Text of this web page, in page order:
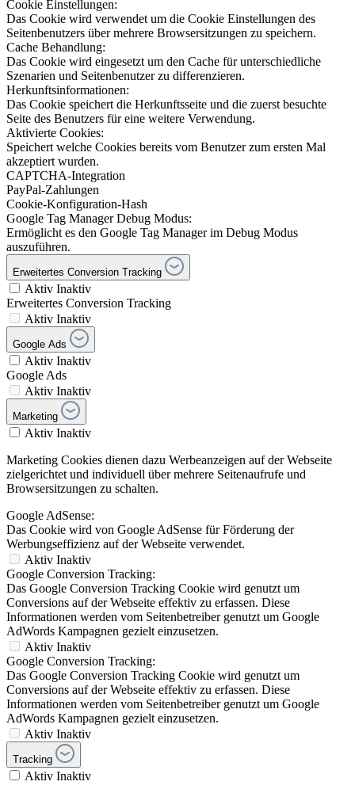
Cookie Einstellungen:
Das Cookie wird verwendet um die Cookie Einstellungen des
Seitenbenutzers über mehrere Browsersitzungen zu speichern.
Cache Behandlung:
Das Cookie wird eingesetzt um den Cache für unterschiedliche
Szenarien und Seitenbenutzer zu differenzieren.
Herkunftsinformationen:
Das Cookie speichert die Herkunftsseite und die zuerst besuchte
Seite des Benutzers für eine weitere Verwendung.
Aktivierte Cookies:
Speichert welche Cookies bereits vom Benutzer zum ersten Mal
akzeptiert wurden.
CAPTCHA-Integration
PayPal-Zahlungen
Cookie-Konfiguration-Hash
Google Tag Manager Debug Modus:
Ermöglicht es den Google Tag Manager im Debug Modus
auszuführen.
Erweitertes Conversion Tracking
Aktiv Inaktiv
Erweitertes Conversion Tracking
Aktiv Inaktiv
Google Ads
Aktiv Inaktiv
Google Ads
Aktiv Inaktiv
Marketing
Aktiv Inaktiv
Marketing Cookies dienen dazu Werbeanzeigen auf der Webseite
zielgerichtet und individuell über mehrere Seitenaufrufe und
Browsersitzungen zu schalten.
Google AdSense:
Das Cookie wird von Google AdSense für Förderung der
Werbungseffizienz auf der Webseite verwendet.
Aktiv Inaktiv
Google Conversion Tracking:
Das Google Conversion Tracking Cookie wird genutzt um
Conversions auf der Webseite effektiv zu erfassen. Diese
Informationen werden vom Seitenbetreiber genutzt um Google
AdWords Kampagnen gezielt einzusetzen.
Aktiv Inaktiv
Google Conversion Tracking:
Das Google Conversion Tracking Cookie wird genutzt um
Conversions auf der Webseite effektiv zu erfassen. Diese
Informationen werden vom Seitenbetreiber genutzt um Google
AdWords Kampagnen gezielt einzusetzen.
Aktiv Inaktiv
Tracking
Aktiv Inaktiv